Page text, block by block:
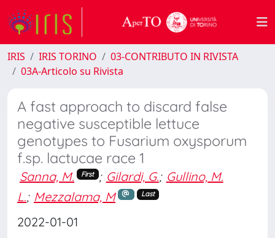
IRIS IRIS TORINO
03-CONTRIBUTO IN RIVISTA
03A-Articolo su Rivista
A fast approach to discard false
negative susceptible lettuce
genotypes to Fusarium oxysporum
f.sp. lactucae race 1
Sanna, M. First ; Gilardi, G.; Gullino, M.
L.; Mezzalama, M Last
2022-01-01